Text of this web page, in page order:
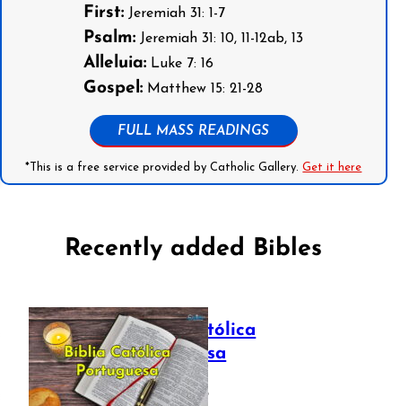
First: Jeremiah 31: 1-7
Psalm: Jeremiah 31: 10, 11-12ab, 13
Alleluia: Luke 7: 16
Gospel: Matthew 15: 21-28
FULL MASS READINGS
*This is a free service provided by Catholic Gallery.Get it here
Recently added Bibles
Bíblia Católica
Portuguesa
July 16, 2025